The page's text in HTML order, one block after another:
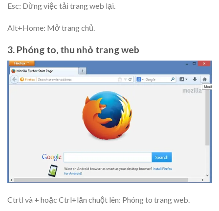
Esc: Dừng việc tải trang web lại.
Alt+Home: Mở trang chủ.
3. Phóng to, thu nhỏ trang web
Ctrtl và + hoặc Ctrl+lăn chuột lên: Phóng to trang web.